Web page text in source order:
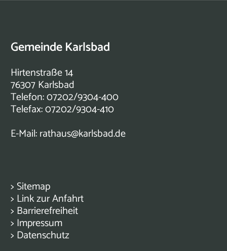
Gemeinde Karlsbad
Hirtenstraße 14
76307 Karlsbad
Telefon: 07202/9304-400
Telefax: 07202/9304-410
E-Mail:rathaus@karlsbad.de
> Sitemap
> Link zur Anfahrt
> Barrierefreiheit
> Impressum
> Datenschutz